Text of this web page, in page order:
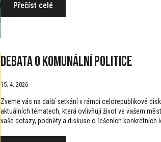
Přečíst celé
Debata o komunální politice
15. 4. 2026
Zveme vás na další setkání v rámci celorepublikové
aktuálních tématech, která ovlivňují život ve vašem
vaše dotazy, podněty a diskuse o řešeních konkrétních